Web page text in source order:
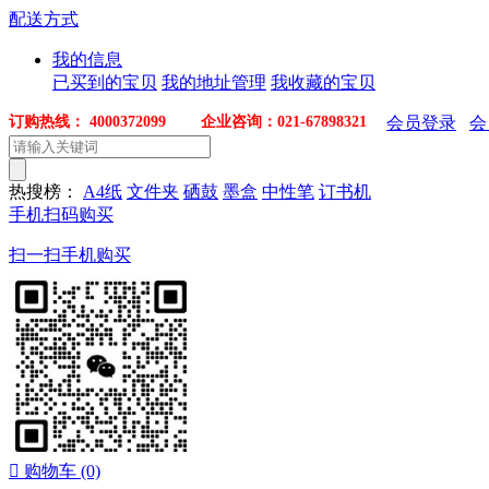
配送方式
我的信息
已买到的宝贝 我的地址管理 我收藏的宝贝
订购热线： 4000372099 企业咨询：021-67898321 会员登录
热搜榜： A4纸 文件夹 硒鼓 墨盒 中性笔 订书机
手机扫码购买
扫一扫手机购买
 购物车 (0)